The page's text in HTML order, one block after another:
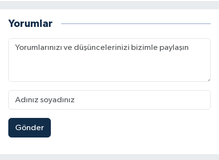
Yorumlar
Gönder